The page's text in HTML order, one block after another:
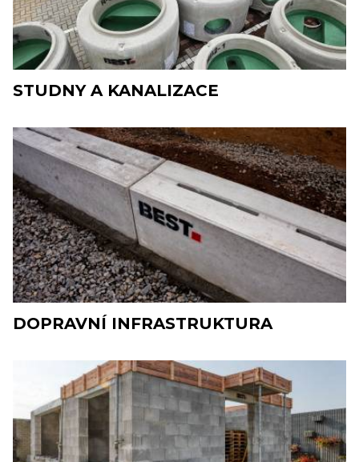
STUDNY A KANALIZACE
DOPRAVNÍ INFRASTRUKTURA